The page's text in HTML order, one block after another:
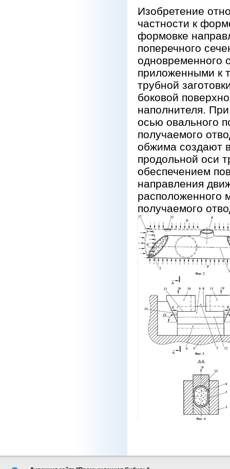
Изобретение
частности к
формовке
поперечного
одновременного
приложенными к
трубной
боковой
наполнителя.
осью овального
получаемого
обжима создают
продольной оси
обеспечением
направления
расположенного
получаемого